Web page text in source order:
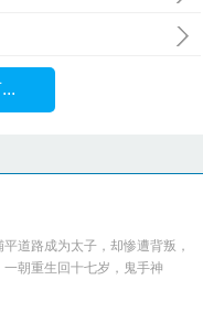
道路成为太子，却惨遭背叛，
朝重生回十七岁，鬼手神